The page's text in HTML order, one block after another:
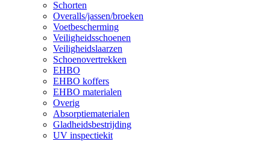
Schorten
Overalls/jassen/broeken
Voetbescherming
Veiligheidsschoenen
Veiligheidslaarzen
Schoenovertrekken
EHBO
EHBO koffers
EHBO materialen
Overig
Absorptiematerialen
Gladheidsbestrijding
UV inspectiekit